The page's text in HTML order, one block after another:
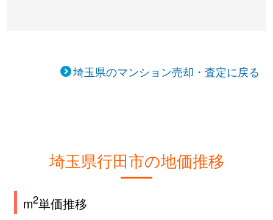
埼玉県のマンション売却・査定に戻る
埼玉県行田市の地価推移
m2単価推移